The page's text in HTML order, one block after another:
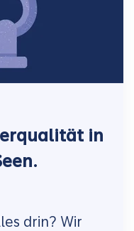
in
drin? Wir